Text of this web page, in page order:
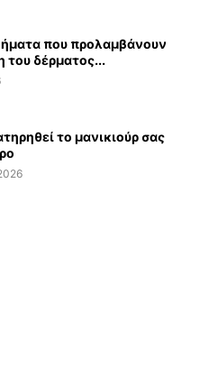
που προλαμβάνουν
του δέρματος...
το μανικιούρ σας